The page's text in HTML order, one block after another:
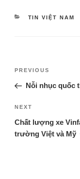
TIN VIỆT NAM
PREVIOUS
Nỗi nhục quốc
NEXT
Chất lượng xe
trường Việt và Mỹ